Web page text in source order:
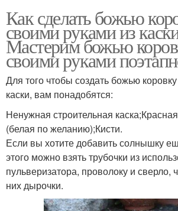
Как сделать божью
своими руками из
Мастерим божью
своими руками
Для того чтобы создать божью
каски, вам понадобятся:
Ненужная строительная
(белая по желанию);Кисти.
Если вы хотите добавить солнышку
этого можно взять трубочки из
пульверизатора, проволоку и сверло,
них дырочки.